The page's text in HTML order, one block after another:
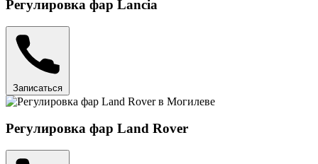
Регулировка фар Lancia
Записаться
Регулировка фар Land Rover